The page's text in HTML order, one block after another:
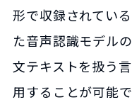
形で収録されてい
た音声認識モデル
文テキストを扱う
用することが可能